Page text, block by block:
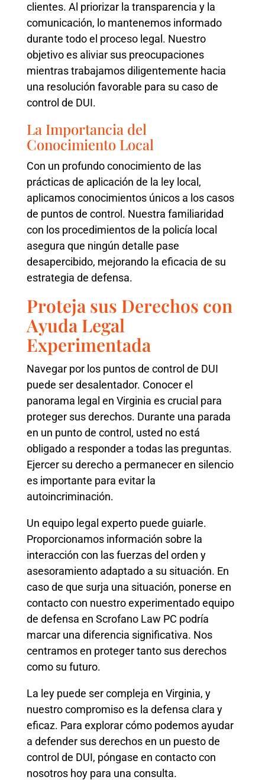
clientes. Al priorizar la transparencia y la
comunicación, lo mantenemos informado
durante todo el proceso legal. Nuestro
objetivo es aliviar sus preocupaciones
mientras trabajamos diligentemente hacia
una resolución favorable para su caso de
control de DUI.
La Importancia del
Conocimiento Local
Con un profundo conocimiento de las
prácticas de aplicación de la ley local,
aplicamos conocimientos únicos a los casos
de puntos de control. Nuestra familiaridad
con los procedimientos de la policía local
asegura que ningún detalle pase
desapercibido, mejorando la eficacia de su
estrategia de defensa.
Proteja sus Derechos con
Ayuda Legal
Experimentada
Navegar por los puntos de control de DUI
puede ser desalentador. Conocer el
panorama legal en Virginia es crucial para
proteger sus derechos. Durante una parada
en un punto de control, usted no está
obligado a responder a todas las preguntas.
Ejercer su derecho a permanecer en silencio
es importante para evitar la
autoincriminación.
Un equipo legal experto puede guiarle.
Proporcionamos información sobre la
interacción con las fuerzas del orden y
asesoramiento adaptado a su situación. En
caso de que surja una situación, ponerse en
contacto con nuestro experimentado equipo
de defensa en Scrofano Law PC podría
marcar una diferencia significativa. Nos
centramos en proteger tanto sus derechos
como su futuro.
La ley puede ser compleja en Virginia, y
nuestro compromiso es la defensa clara y
eficaz. Para explorar cómo podemos ayudar
a defender sus derechos en un puesto de
control de DUI, póngase en contacto con
nosotros hoy para una consulta.